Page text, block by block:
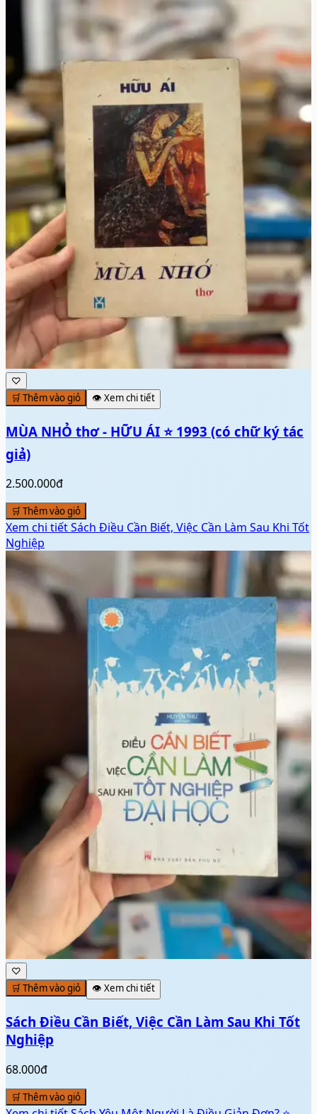
♡
🛒 Thêm vào giỏ
👁️ Xem chi tiết
MÙA NHỎ thơ - HỮU ÁI ⭐ 1993 (có chữ ký tác
giả)
2.500.000đ
🛒 Thêm vào giỏ
Xem chi tiếtSách Điều Cần Biết, Việc Cần Làm Sau Khi Tốt
Nghiệp
♡
🛒 Thêm vào giỏ
👁️ Xem chi tiết
Sách Điều Cần Biết, Việc Cần Làm Sau Khi Tốt
Nghiệp
68.000đ
🛒 Thêm vào giỏ